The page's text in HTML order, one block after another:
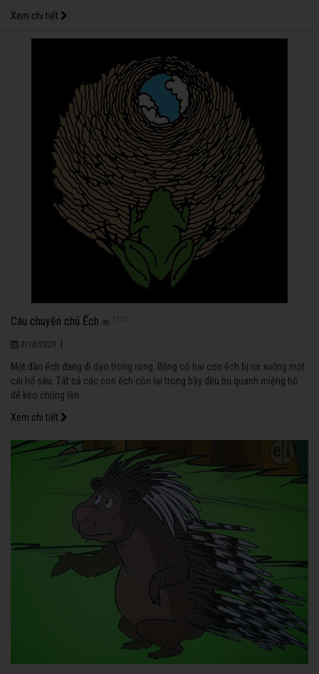
Xem chi tiết
Câu chuyện chú Ếch 1773
8/18/2020
Một đàn ếch đang đi dạo trong rừng. Bỗng có hai con ếch bị rơi xuống một
cái hố sâu. Tất cả các con ếch còn lại trong bầy đều bu quanh miệng hố
để kéo chúng lên.
Xem chi tiết